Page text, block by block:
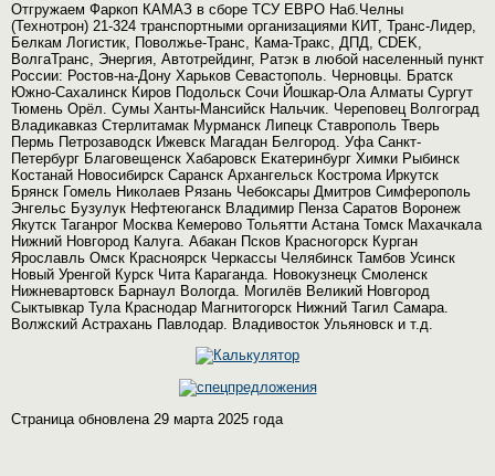
Отгружаем Фаркоп КАМАЗ в сборе ТСУ ЕВРО Наб.Челны
(Технотрон) 21-324 транспортными организациями КИТ, Транс-Лидер,
Белкам Логистик, Поволжье-Транс, Кама-Тракс, ДПД, CDEK,
ВолгаТранс, Энергия, Автотрейдинг, Ратэк в любой населенный пункт
России: Ростов-на-Дону Харьков Севастополь. Черновцы. Братск
Южно-Сахалинск Киров Подольск Сочи Йошкар-Ола Алматы Сургут
Тюмень Орёл. Сумы Ханты-Мансийск Нальчик. Череповец Волгоград
Владикавказ Стерлитамак Мурманск Липецк Ставрополь Тверь
Пермь Петрозаводск Ижевск Магадан Белгород. Уфа Санкт-
Петербург Благовещенск Хабаровск Екатеринбург Химки Рыбинск
Костанай Новосибирск Саранск Архангельск Кострома Иркутск
Брянск Гомель Николаев Рязань Чебоксары Дмитров Симферополь
Энгельс Бузулук Нефтеюганск Владимир Пенза Саратов Воронеж
Якутск Таганрог Москва Кемерово Тольятти Астана Томск Махачкала
Нижний Новгород Калуга. Абакан Псков Красногорск Курган
Ярославль Омск Красноярск Черкассы Челябинск Тамбов Усинск
Новый Уренгой Курск Чита Караганда. Новокузнецк Смоленск
Нижневартовск Барнаул Вологда. Могилёв Великий Новгород
Сыктывкар Тула Краснодар Магнитогорск Нижний Тагил Самара.
Волжский Астрахань Павлодар. Владивосток Ульяновск и т.д.
Страница обновлена 29 марта 2025 года